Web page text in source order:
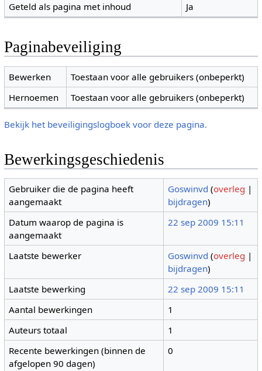
Geteld als pagina met inhoud Ja
Paginabeveiliging
Bewerken
Toestaan voor alle gebruikers (onbeperkt)
Hernoemen
Toestaan voor alle gebruikers (onbeperkt)
Bekijk het beveiligingslogboek voor deze pagina.
Bewerkingsgeschiedenis
Gebruiker die de pagina heeft
aangemaakt
Goswinvd (overleg |
bijdragen)
Datum waarop de pagina is
aangemaakt
22 sep 2009 15:11
Laatste bewerker Goswinvd (overleg |
bijdragen)
Laatste bewerking
22 sep 2009 15:11
Aantal bewerkingen
1
Auteurs totaal
1
Recente bewerkingen (binnen de
afgelopen 90 dagen)
0